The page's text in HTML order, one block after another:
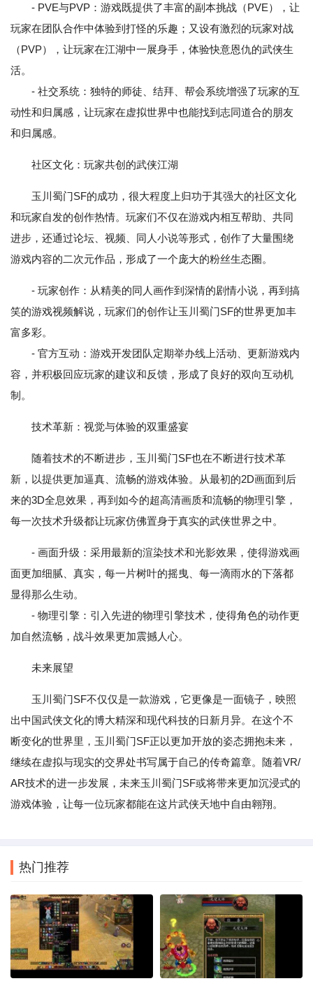
- PVE与PVP：游戏既提供了丰富的副本挑战（PVE），让
玩家在团队合作中体验到打怪的乐趣；又设有激烈的玩家对战
（PVP），让玩家在江湖中一展身手，体验快意恩仇的武侠生
活。
- 社交系统：独特的师徒、结拜、帮会系统增强了玩家的互
动性和归属感，让玩家在虚拟世界中也能找到志同道合的朋友
和归属感。
社区文化：玩家共创的武侠江湖
玉川蜀门SF的成功，很大程度上归功于其强大的社区文化
和玩家自发的创作热情。玩家们不仅在游戏内相互帮助、共同
进步，还通过论坛、视频、同人小说等形式，创作了大量围绕
游戏内容的二次元作品，形成了一个庞大的粉丝生态圈。
- 玩家创作：从精美的同人画作到深情的剧情小说，再到搞
笑的游戏视频解说，玩家们的创作让玉川蜀门SF的世界更加丰
富多彩。
- 官方互动：游戏开发团队定期举办线上活动、更新游戏内
容，并积极回应玩家的建议和反馈，形成了良好的双向互动机
制。
技术革新：视觉与体验的双重盛宴
随着技术的不断进步，玉川蜀门SF也在不断进行技术革
新，以提供更加逼真、流畅的游戏体验。从最初的2D画面到后
来的3D全息效果，再到如今的超高清画质和流畅的物理引擎，
每一次技术升级都让玩家仿佛置身于真实的武侠世界之中。
- 画面升级：采用最新的渲染技术和光影效果，使得游戏画
面更加细腻、真实，每一片树叶的摇曳、每一滴雨水的下落都
显得那么生动。
- 物理引擎：引入先进的物理引擎技术，使得角色的动作更
加自然流畅，战斗效果更加震撼人心。
未来展望
玉川蜀门SF不仅仅是一款游戏，它更像是一面镜子，映照
出中国武侠文化的博大精深和现代科技的日新月异。在这个不
断变化的世界里，玉川蜀门SF正以更加开放的姿态拥抱未来，
继续在虚拟与现实的交界处书写属于自己的传奇篇章。随着VR/
AR技术的进一步发展，未来玉川蜀门SF或将带来更加沉浸式的
游戏体验，让每一位玩家都能在这片武侠天地中自由翱翔。
热门推荐